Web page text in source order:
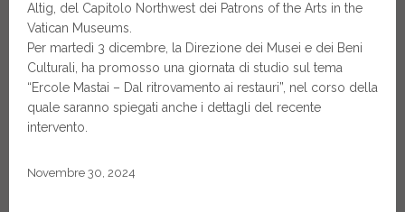
Altig, del Capitolo Northwest dei Patrons of the Arts in the
Vatican Museums.
Per martedì 3 dicembre, la Direzione dei Musei e dei Beni
Culturali, ha promosso una giornata di studio sul tema
“Ercole Mastai – Dal ritrovamento ai restauri”, nel corso della
quale saranno spiegati anche i dettagli del recente
intervento.
Novembre 30, 2024